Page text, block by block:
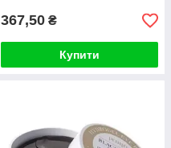
367,50 ₴
Купити